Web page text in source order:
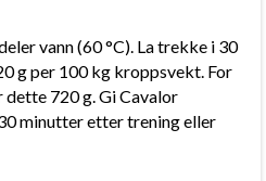
vann (60 °C). La trekke i 30
g per 100 kg kroppsvekt. For
720 g. Gi Cavalor
minutter etter trening eller